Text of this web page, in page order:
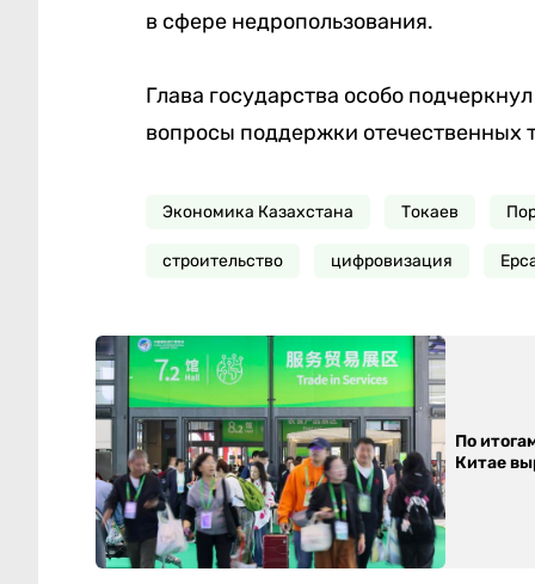
в сфере недропользования.
Глава государства особо
вопросы поддержки отечественных
Экономика Казахстана Токаев
строительство цифровизация
По
Китае